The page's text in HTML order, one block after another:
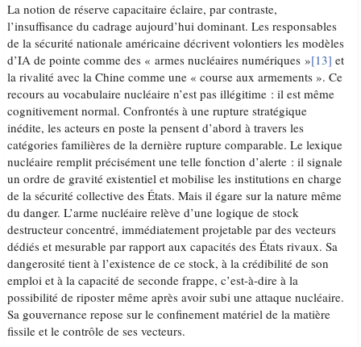
La notion de réserve capacitaire éclaire, par contraste,
l’insuffisance du cadrage aujourd’hui dominant. Les responsables
de la sécurité nationale américaine décrivent volontiers les modèles
d’IA de pointe comme des « armes nucléaires numériques »[13] et
la rivalité avec la Chine comme une « course aux armements ». Ce
recours au vocabulaire nucléaire n’est pas illégitime : il est même
cognitivement normal. Confrontés à une rupture stratégique
inédite, les acteurs en poste la pensent d’abord à travers les
catégories familières de la dernière rupture comparable. Le lexique
nucléaire remplit précisément une telle fonction d’alerte : il signale
un ordre de gravité existentiel et mobilise les institutions en charge
de la sécurité collective des États. Mais il égare sur la nature même
du danger. L’arme nucléaire relève d’une logique de stock
destructeur concentré, immédiatement projetable par des vecteurs
dédiés et mesurable par rapport aux capacités des États rivaux. Sa
dangerosité tient à l’existence de ce stock, à la crédibilité de son
emploi et à la capacité de seconde frappe, c’est-à-dire à la
possibilité de riposter même après avoir subi une attaque nucléaire.
Sa gouvernance repose sur le confinement matériel de la matière
fissile et le contrôle de ses vecteurs.